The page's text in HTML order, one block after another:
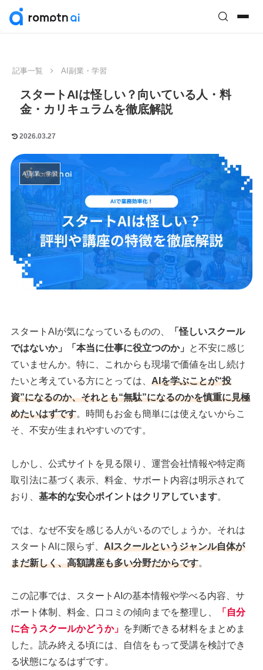
記事一覧 AI副業・学習
スタートAIは怪しい？向いている人・料
金・カリキュラムを徹底解説
2026.03.27
AI副業・学習
スタートAIが気になっているものの、
「怪しいスクール
ではないか」「本当に仕事に役立つのか」
と不安に感じ
ていませんか。特に、これからも現場で価値を出し続け
たいと考えている方にとっては、AIを学ぶことが“投
資”になるのか、それとも“無駄”になるのかを慎重に見極
めたいはずです。時間もお金も簡単には使えないからこ
そ、不安が生まれやすいのです。
しかし、公式サイトを見る限り、運営会社情報や特定商
取引法に基づく表示、料金、サポート内容は明示されて
おり、基本的な安心ポイントはクリアしています。
では、なぜ不安を感じる人がいるのでしょうか。それは
スタートAIに限らず、AIスクールというジャンル自体が
まだ新しく、高額講座も多い分野だからです。
この記事では、スタートAIの基本情報や学べる内容、サ
ポート体制、料金、口コミの傾向までを整理し、
「自分
に合うスクールかどうか」 を判断できる材料をまとめま
した。読み終える頃には、自信をもって受講を検討でき
る状態になるはずです。